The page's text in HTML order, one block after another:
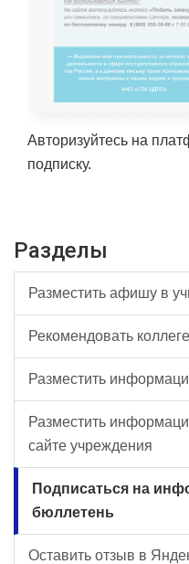
Авторизуйтесь на
подписку.
Разделы
Разместить афишу в
Рекомендовать коллеге
Разместить
Разместить
сайте учреждения
Подписаться на
бюллетень
Оставить отзыв в